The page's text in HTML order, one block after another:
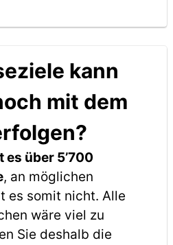
kann
mit dem
über 5’700
, an möglichen
es somit nicht. Alle
wäre viel zu
Sie deshalb die